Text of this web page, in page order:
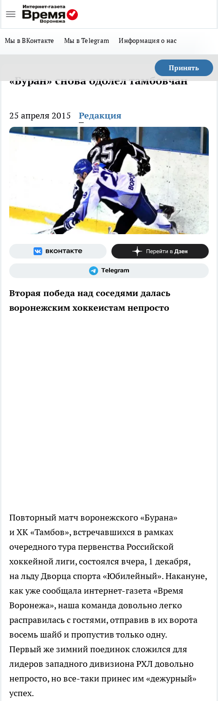
Мы в ВКонтакте Мы в Telegram Информация о нас
Принять
«Буран» снова одолел тамбовчан
25 апреля 2015 Редакция
Вторая победа над соседями далась
воронежским хоккеистам непросто
Повторный матч воронежского «Бурана»
и ХК «Тамбов», встречавшихся в рамках
очередного тура первенства Российской
хоккейной лиги, состоялся вчера, 1 декабря,
на льду Дворца спорта «Юбилейный». Накануне,
как уже сообщалаинтернет-газета «Время
Воронежа», наша команда довольно легко
расправилась с гостями, отправив в их ворота
восемь шайб и пропустив только одну.
Первый же зимний поединок сложился для
лидеров западного дивизиона РХЛ довольно
непросто, новсе-такипринес им «дежурный»
успех.